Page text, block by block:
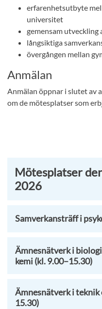
erfarenhetsutbyte
universitet
gemensam
långsiktiga
övergången mellan
Anmälan
Anmälan öppnar i slutet av
om de mötesplatser som
Mötesplatser
2026
Samverkansträff i
Ämnesnätverk i
kemi (kl. 9.00–15.30)
Ämnesnätverk i teknik
15.30)